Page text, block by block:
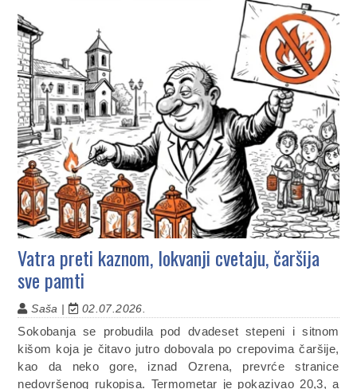
Vatra preti kaznom, lokvanji cvetaju, čaršija
sve pamti
Saša | 02.07.2026.
Sokobanja se probudila pod dvadeset stepeni i sitnom
kišom koja je čitavo jutro dobovala po crepovima čaršije,
kao da neko gore, iznad Ozrena, prevrće stranice
nedovršenog rukopisa. Termometar je pokazivao 20,3, a